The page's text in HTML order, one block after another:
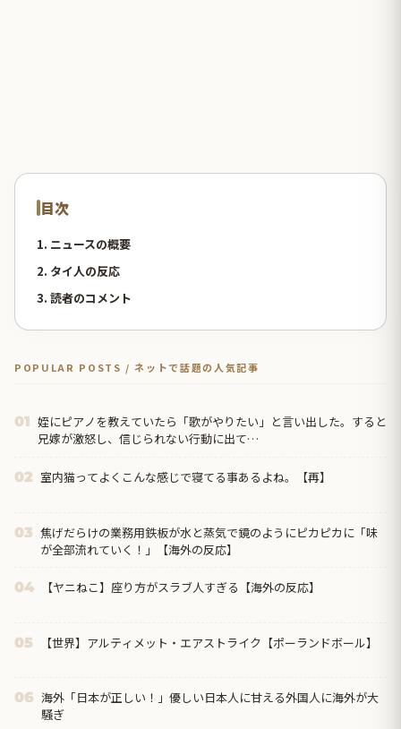
目次
1. ニュースの概要
2. タイ人の反応
3. 読者のコメント
POPULAR POSTS / ネットで話題の人気記事
01 姪にピアノを教えていたら「歌がやりたい」と言い出した。すると
兄嫁が激怒し、信じられない行動に出て…
02 室内猫ってよくこんな感じで寝てる事あるよね。【再】
03 焦げだらけの業務用鉄板が水と蒸気で鏡のようにピカピカに「味
が全部流れていく！」【海外の反応】
04 【ヤニねこ】座り方がスラブ人すぎる【海外の反応】
05 【世界】アルティメット・エアストライク【ポーランドボール】
06 海外「日本が正しい！」優しい日本人に甘える外国人に海外が大
騒ぎ